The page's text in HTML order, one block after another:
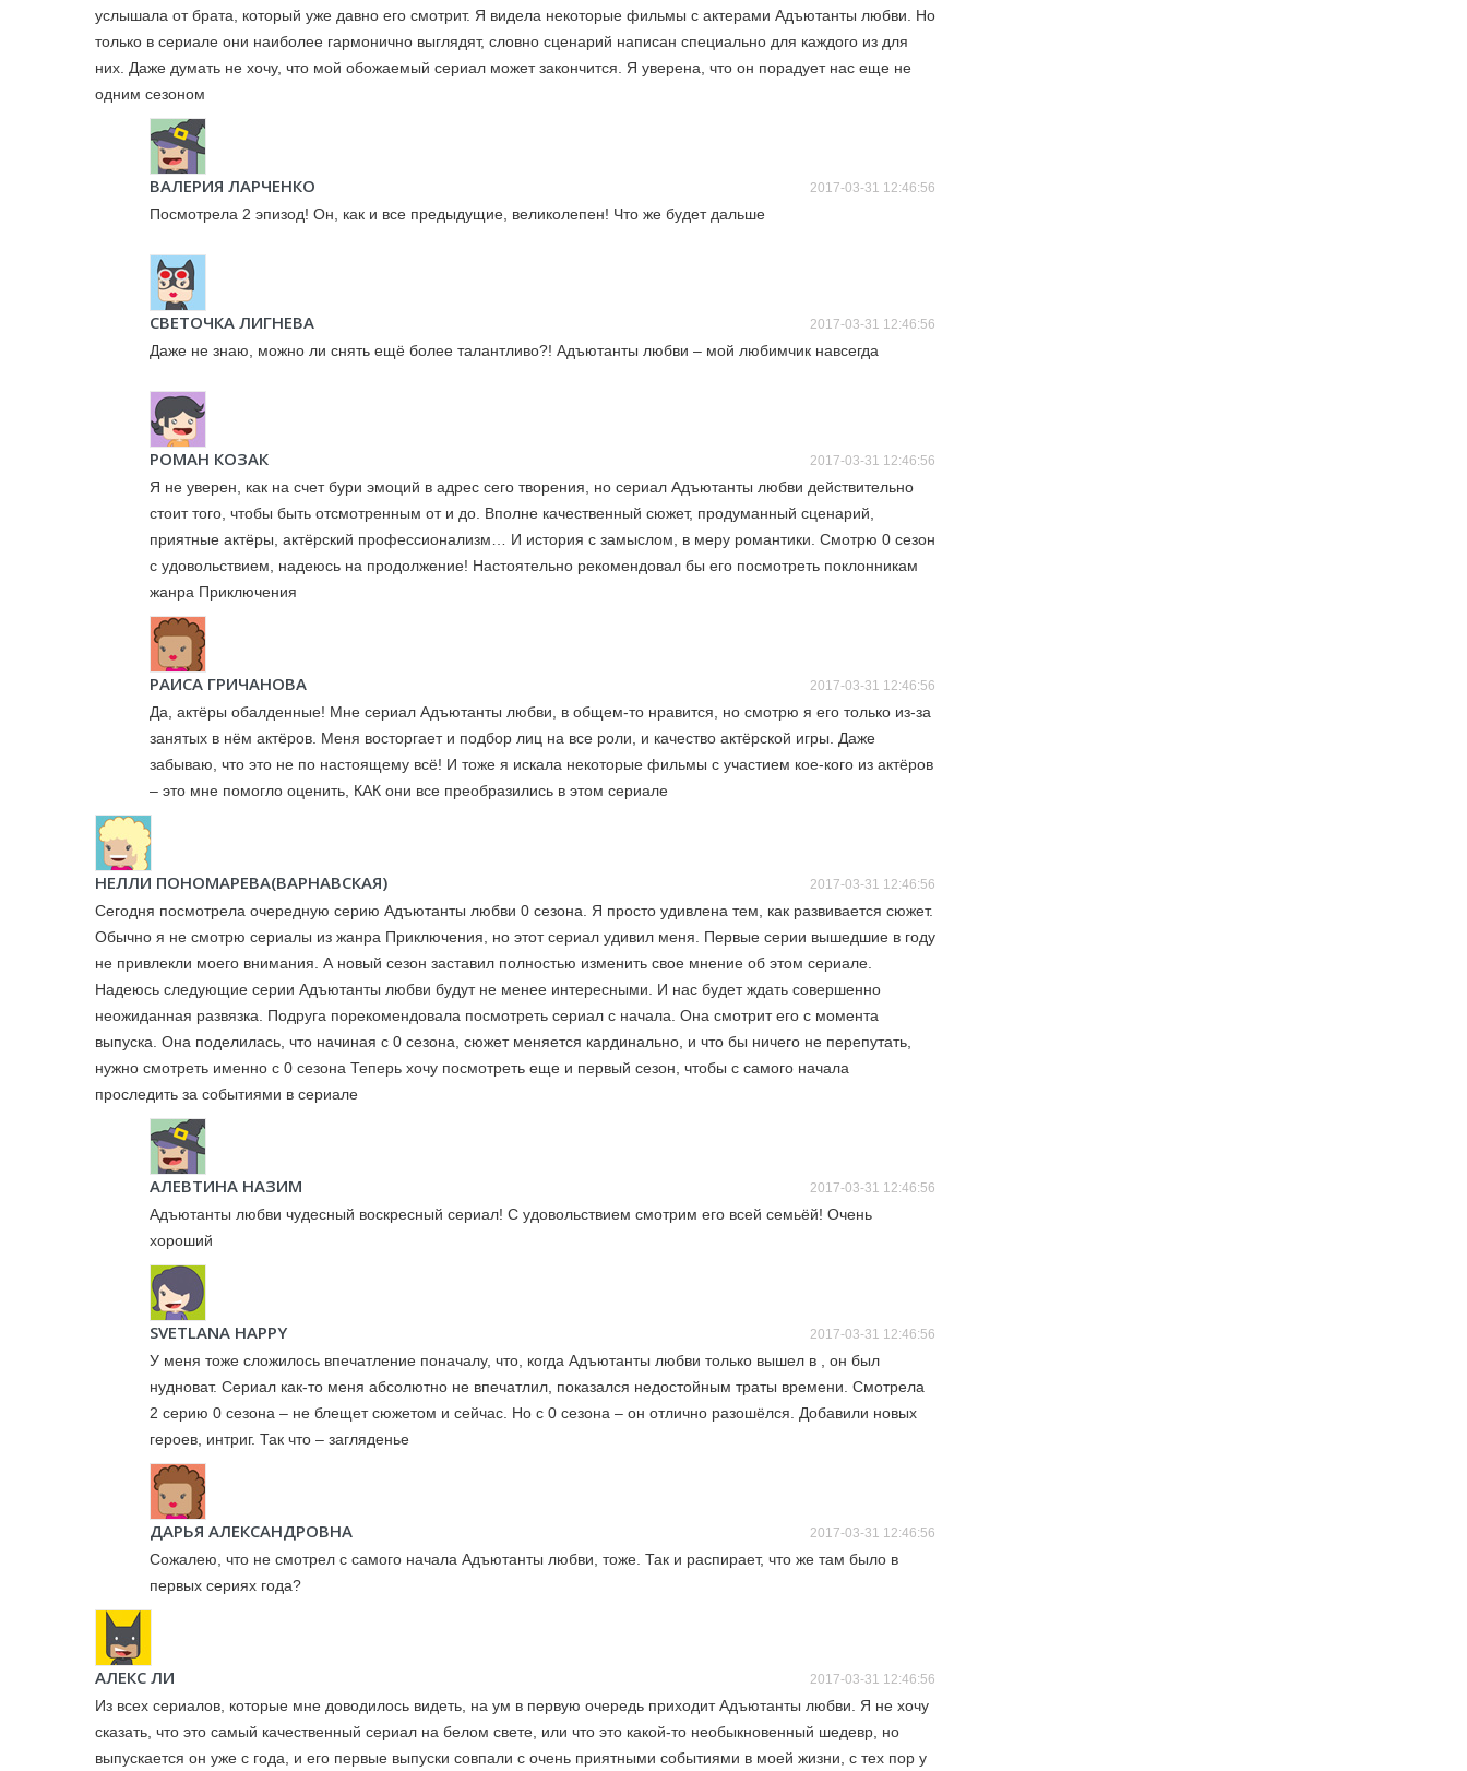
услышала от брата, который уже давно его смотрит. Я видела некоторые фильмы с актерами Адъютанты любви. Но
только в сериале они наиболее гармонично выглядят, словно сценарий написан специально для каждого из для
них. Даже думать не хочу, что мой обожаемый сериал может закончится. Я уверена, что он порадует нас еще не
одним сезоном
ВАЛЕРИЯ ЛАРЧЕНКО 2017-03-31 12:46:56
Посмотрела 2 эпизод! Он, как и все предыдущие, великолепен! Что же будет дальше
СВЕТОЧКА ЛИГНЕВА 2017-03-31 12:46:56
Даже не знаю, можно ли снять ещё более талантливо?! Адъютанты любви – мой любимчик навсегда
РОМАН КОЗАК 2017-03-31 12:46:56
Я не уверен, как на счет бури эмоций в адрес сего творения, но сериал Адъютанты любви действительно
стоит того, чтобы быть отсмотренным от и до. Вполне качественный сюжет, продуманный сценарий,
приятные актёры, актёрский профессионализм… И история с замыслом, в меру романтики. Смотрю 0 сезон
с удовольствием, надеюсь на продолжение! Настоятельно рекомендовал бы его посмотреть поклонникам
жанра Приключения
РАИСА ГРИЧАНОВА 2017-03-31 12:46:56
Да, актёры обалденные! Мне сериал Адъютанты любви, в общем-то нравится, но смотрю я его только из-за
занятых в нём актёров. Меня восторгает и подбор лиц на все роли, и качество актёрской игры. Даже
забываю, что это не по настоящему всё! И тоже я искала некоторые фильмы с участием кое-кого из актёров
– это мне помогло оценить, КАК они все преобразились в этом сериале
НЕЛЛИ ПОНОМАРЕВА(ВАРНАВСКАЯ) 2017-03-31 12:46:56
Сегодня посмотрела очередную серию Адъютанты любви 0 сезона. Я просто удивлена тем, как развивается сюжет.
Обычно я не смотрю сериалы из жанра Приключения, но этот сериал удивил меня. Первые серии вышедшие в году
не привлекли моего внимания. А новый сезон заставил полностью изменить свое мнение об этом сериале.
Надеюсь следующие серии Адъютанты любви будут не менее интересными. И нас будет ждать совершенно
неожиданная развязка. Подруга порекомендовала посмотреть сериал с начала. Она смотрит его с момента
выпуска. Она поделилась, что начиная с 0 сезона, сюжет меняется кардинально, и что бы ничего не перепутать,
нужно смотреть именно с 0 сезона Теперь хочу посмотреть еще и первый сезон, чтобы с самого начала
проследить за событиями в сериале
АЛЕВТИНА НАЗИМ 2017-03-31 12:46:56
Адъютанты любви чудесный воскресный сериал! С удовольствием смотрим его всей семьёй! Очень
хороший
SVETLANA HAPPY 2017-03-31 12:46:56
У меня тоже сложилось впечатление поначалу, что, когда Адъютанты любви только вышел в , он был
нудноват. Сериал как-то меня абсолютно не впечатлил, показался недостойным траты времени. Смотрела
2 серию 0 сезона – не блещет сюжетом и сейчас. Но с 0 сезона – он отлично разошёлся. Добавили новых
героев, интриг. Так что – загляденье
ДАРЬЯ АЛЕКСАНДРОВНА 2017-03-31 12:46:56
Сожалею, что не смотрел с самого начала Адъютанты любви, тоже. Так и распирает, что же там было в
первых сериях года?
АЛЕКС ЛИ 2017-03-31 12:46:56
Из всех сериалов, которые мне доводилось видеть, на ум в первую очередь приходит Адъютанты любви. Я не хочу
сказать, что это самый качественный сериал на белом свете, или что это какой-то необыкновенный шедевр, но
выпускается он уже с года, и его первые выпуски совпали с очень приятными событиями в моей жизни, с тех пор у